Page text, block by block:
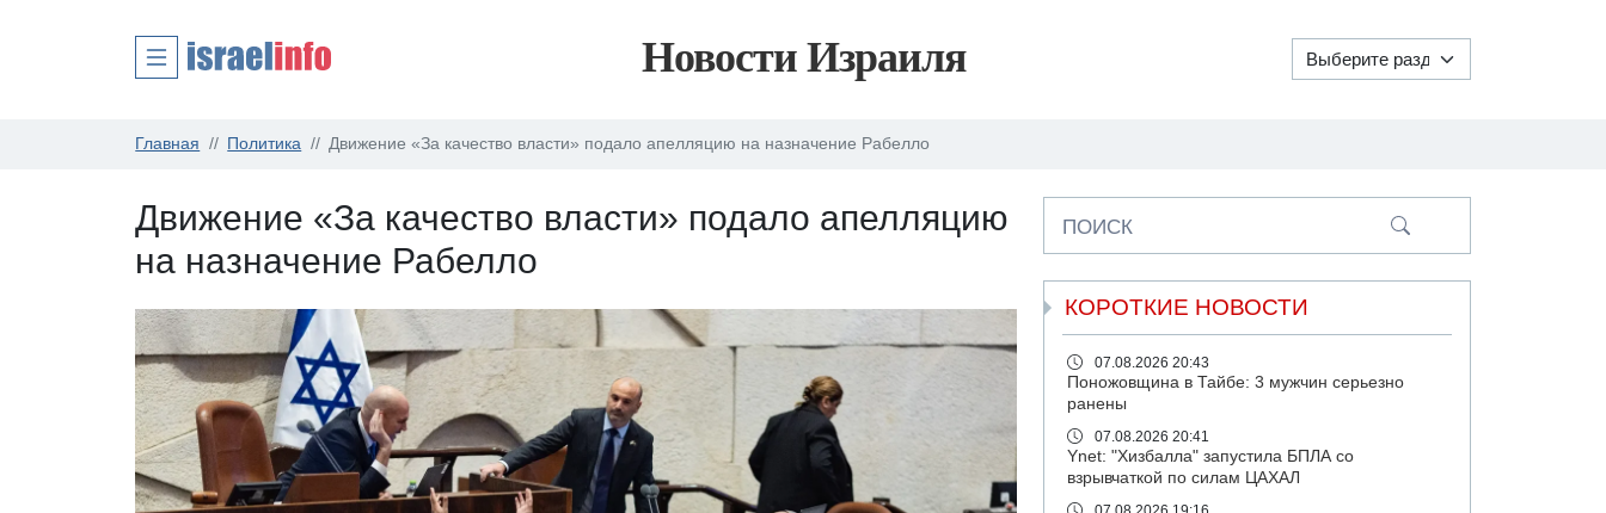
Новости Израиля
Главная Политика Движение «За качество власти» подало апелляцию на назначение Рабелло
Движение «За качество власти» подало апелляцию
на назначение Рабелло
ПОИСК
КОРОТКИЕ НОВОСТИ
07.08.2026 20:43
Поножовщина в Тайбе: 3 мужчин серьезно
ранены
07.08.2026 20:41
Ynet: "Хизбалла" запустила БПЛА со
взрывчаткой по силам ЦАХАЛ